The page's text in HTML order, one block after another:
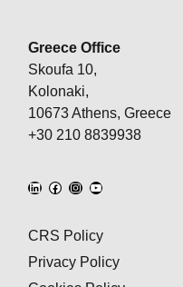
Greece Office
Skoufa 10,
Kolonaki,
10673 Athens, Greece
+30 210 8839938
CRS Policy
Privacy Policy